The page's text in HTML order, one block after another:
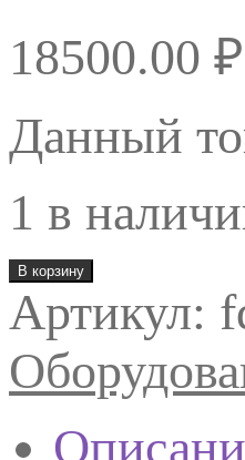
18500.00 ₽
Данный
1 в
Количество
товара
Nogturne
Вытяжка
встраиваемая
без
воздухоотвода
2.0/68w
В корзину
Артикул: